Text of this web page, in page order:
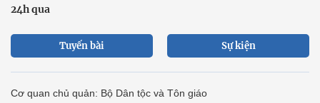
24h qua
Tuyến bài Sự kiện
Cơ quan chủ quản: Bộ Dân tộc và Tôn giáo